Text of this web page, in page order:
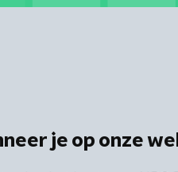
je op onze